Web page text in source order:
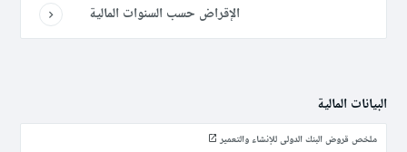
الإقراض حسب السنوات المالية
البيانات المالية
ملخص قروض البنك الدولي للإنشاء والتعمير